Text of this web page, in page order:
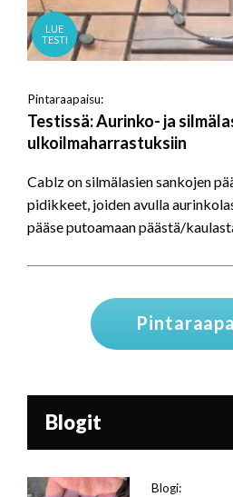
LUE
TESTI
Pintaraapaisu:
Testissä: Aurinko- ja
ulkoilmaharrastuksiin
Cablz on silmälasien sankojen
pidikkeet, joiden avulla
pääse putoamaan päästä/
Blogit
Blogi: